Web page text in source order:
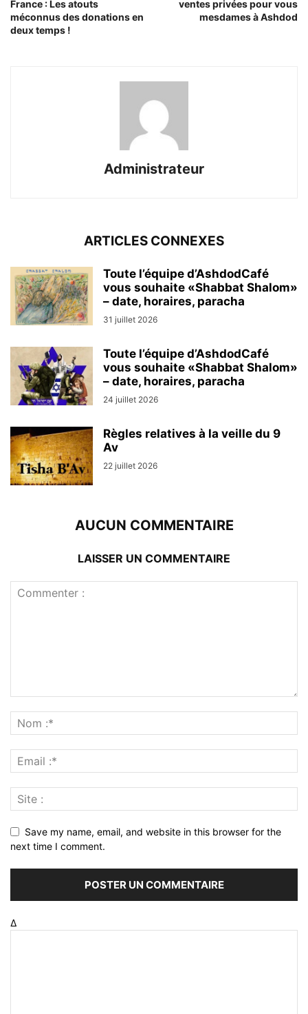
France : Les atouts
méconnus des donations en
deux temps !
ventes privées pour vous
mesdames à Ashdod
Administrateur
ARTICLES CONNEXES
Toute l’équipe d’AshdodCafé
vous souhaite «Shabbat Shalom»
– date, horaires, paracha
31 juillet 2026
Toute l’équipe d’AshdodCafé
vous souhaite «Shabbat Shalom»
– date, horaires, paracha
24 juillet 2026
Règles relatives à la veille du 9
Av
22 juillet 2026
AUCUN COMMENTAIRE
LAISSER UN COMMENTAIRE
Save my name, email, and website in this browser for the
next time I comment.
Δ